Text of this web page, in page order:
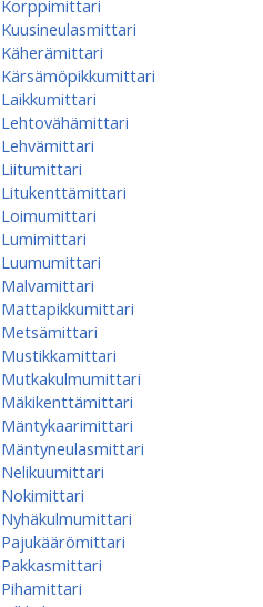
Korppimittari
Kuusineulasmittari
Käherämittari
Kärsämöpikkumittari
Laikkumittari
Lehtovähämittari
Lehvämittari
Liitumittari
Litukenttämittari
Loimumittari
Lumimittari
Luumumittari
Malvamittari
Mattapikkumittari
Metsämittari
Mustikkamittari
Mutkakulmumittari
Mäkikenttämittari
Mäntykaarimittari
Mäntyneulasmittari
Nelikuumittari
Nokimittari
Nyhäkulmumittari
Pajukäärömittari
Pakkasmittari
Pihamittari